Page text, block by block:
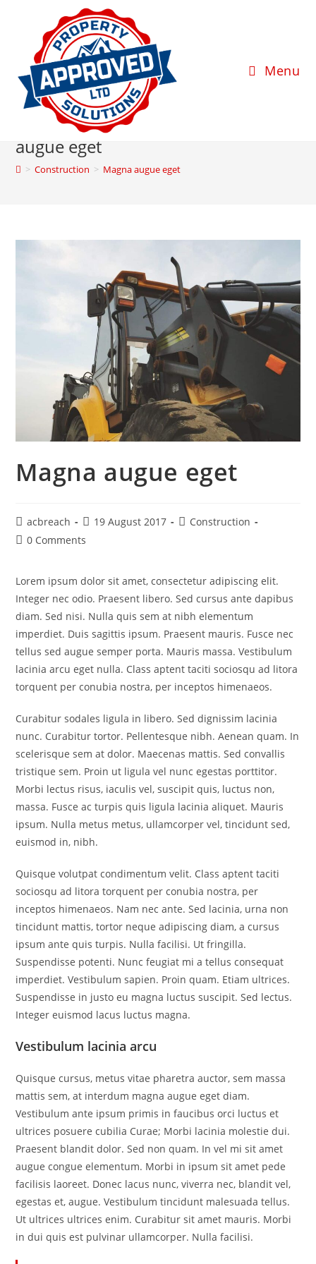
Menu
augue eget
> Construction > Magna augue eget
Magna augue eget
acbreach 19 August 2017
Construction
0 Comments
Lorem ipsum dolor sit amet, consectetur adipiscing elit.
Integer nec odio. Praesent libero. Sed cursus ante dapibus
diam. Sed nisi. Nulla quis sem at nibh elementum
imperdiet. Duis sagittis ipsum. Praesent mauris. Fusce nec
tellus sed augue semper porta. Mauris massa. Vestibulum
lacinia arcu eget nulla. Class aptent taciti sociosqu ad litora
torquent per conubia nostra, per inceptos himenaeos.
Curabitur sodales ligula in libero. Sed dignissim lacinia
nunc. Curabitur tortor. Pellentesque nibh. Aenean quam. In
scelerisque sem at dolor. Maecenas mattis. Sed convallis
tristique sem. Proin ut ligula vel nunc egestas porttitor.
Morbi lectus risus, iaculis vel, suscipit quis, luctus non,
massa. Fusce ac turpis quis ligula lacinia aliquet. Mauris
ipsum. Nulla metus metus, ullamcorper vel, tincidunt sed,
euismod in, nibh.
Quisque volutpat condimentum velit. Class aptent taciti
sociosqu ad litora torquent per conubia nostra, per
inceptos himenaeos. Nam nec ante. Sed lacinia, urna non
tincidunt mattis, tortor neque adipiscing diam, a cursus
ipsum ante quis turpis. Nulla facilisi. Ut fringilla.
Suspendisse potenti. Nunc feugiat mi a tellus consequat
imperdiet. Vestibulum sapien. Proin quam. Etiam ultrices.
Suspendisse in justo eu magna luctus suscipit. Sed lectus.
Integer euismod lacus luctus magna.
Vestibulum lacinia arcu
Quisque cursus, metus vitae pharetra auctor, sem massa
mattis sem, at interdum magna augue eget diam.
Vestibulum ante ipsum primis in faucibus orci luctus et
ultrices posuere cubilia Curae; Morbi lacinia molestie dui.
Praesent blandit dolor. Sed non quam. In vel mi sit amet
augue congue elementum. Morbi in ipsum sit amet pede
facilisis laoreet. Donec lacus nunc, viverra nec, blandit vel,
egestas et, augue. Vestibulum tincidunt malesuada tellus.
Ut ultrices ultrices enim. Curabitur sit amet mauris. Morbi
in dui quis est pulvinar ullamcorper. Nulla facilisi.